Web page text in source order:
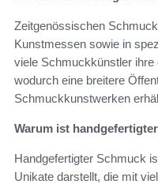
Zeitgenössischen
Kunstmessen sowie in
viele Schmuckkünstler ihre
wodurch eine breitere
Schmuckkunstwerken
Warum ist
Handgefertigter Schmuck
Unikate darstellt, die mit